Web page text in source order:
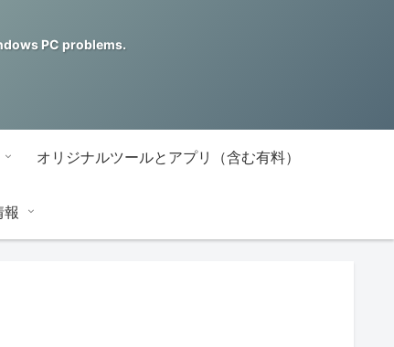
PC problems.
オリジナルツールとアプリ（含む有料）
報